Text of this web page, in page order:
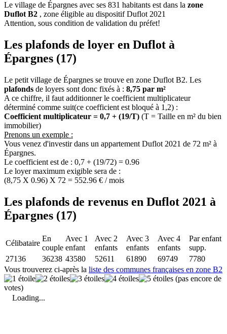
Le village de Épargnes avec ses 831 habitants est dans la zone
Duflot B2 , zone éligible au dispositif Duflot 2021
Attention, sous condition de validation du préfet!
Les plafonds de loyer en Duflot à
Épargnes (17)
Le petit village de Épargnes se trouve en zone Duflot B2. Les
plafonds de loyers sont donc fixés à : 8,75 par m²
A ce chiffre, il faut additionner le coefficient multiplicateur
déterminé comme suit(ce coefficient est bloqué à 1,2) :
Coefficient multiplicateur = 0,7 + (19/T) (T = Taille en m² du bien
immobilier)
Prenons un exemple :
Vous venez d'investir dans un appartement Duflot 2021 de 72 m² à
Épargnes.
Le coefficient est de : 0,7 + (19/72) = 0.96
Le loyer maximum exigible sera de :
(8,75 X 0.96) X 72 = 552.96 € / mois
Les plafonds de revenus en Duflot 2021 à
Épargnes (17)
Célibataire
En
couple
Avec 1
enfant
Avec 2
enfants
Avec 3
enfants
Avec 4
enfants
Par enfant
supp.
27136
36238 43580 52611 61890 69749
7780
Vous trouverez ci-après la liste des communes françaises en zone B2
(pas encore de
votes)
Loading...